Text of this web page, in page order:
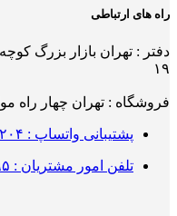
راه های ارتباطی
دفتر : تهران بازار بزرگ
۱۹
فروشگاه : تهران چهار راه
پشتیبانی واتساپ : ۰۹۳۷۱۳۲۳۲۰۴
تلفن امور مشتریان : ۰۲۱۵۵۵۷۲۹۹۵